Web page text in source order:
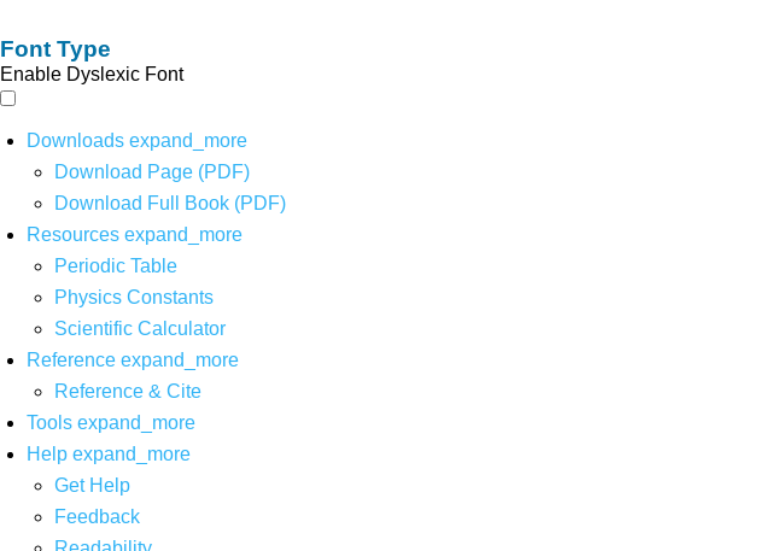
Font Type
Enable Dyslexic Font
Downloads expand_more
Download Page (PDF)
Download Full Book (PDF)
Resources expand_more
Periodic Table
Physics Constants
Scientific Calculator
Reference expand_more
Reference & Cite
Tools expand_more
Help expand_more
Get Help
Feedback